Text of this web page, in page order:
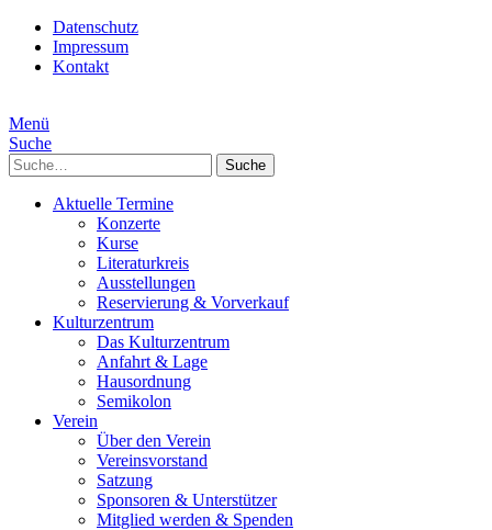
Datenschutz
Impressum
Kontakt
Menü
Suche
Suche
Aktuelle Termine
Konzerte
Kurse
Literaturkreis
Ausstellungen
Reservierung & Vorverkauf
Kulturzentrum
Das Kulturzentrum
Anfahrt & Lage
Hausordnung
Semikolon
Verein
Über den Verein
Vereinsvorstand
Satzung
Sponsoren & Unterstützer
Mitglied werden & Spenden